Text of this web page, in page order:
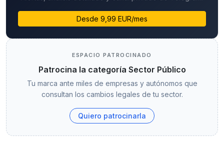
Desde 9,99 EUR/mes
ESPACIO PATROCINADO
Patrocina la categoría Sector Público
Tu marca ante miles de empresas y autónomos que
consultan los cambios legales de tu sector.
Quiero patrocinarla